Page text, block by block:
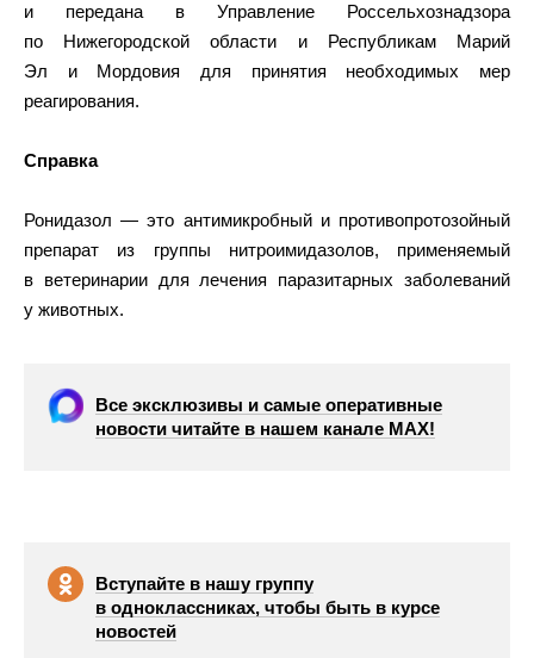
и передана в Управление Россельхознадзора
по Нижегородской области и Республикам Марий
Эл и Мордовия для принятия необходимых мер
реагирования.
Справка
Ронидазол — это антимикробный и противопротозойный
препарат из группы нитроимидазолов, применяемый
в ветеринарии для лечения паразитарных заболеваний
у животных.
Все эксклюзивы и самые оперативные
новости читайте в нашем канале МАХ!
Вступайте в нашу группу
в одноклассниках, чтобы быть в курсе
новостей